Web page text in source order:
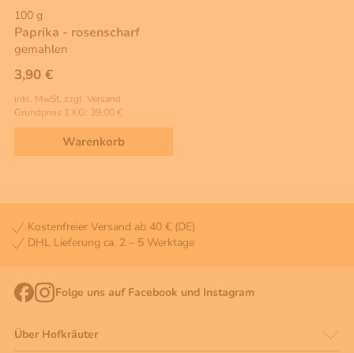
100 g
Paprika - rosenscharf
gemahlen
3,90 €
inkl. MwSt, zzgl. Versand
Grundpreis 1 KG: 39,00 €
Warenkorb
Kostenfreier Versand ab 40 € (DE)
DHL Lieferung ca. 2 – 5 Werktage
Folge uns auf Facebook und Instagram
Über Hofkräuter